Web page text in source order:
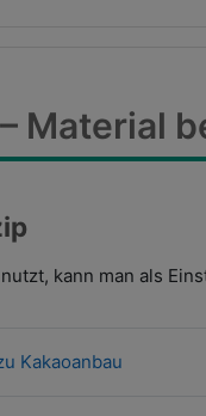
– Material
kann man als
Kakaoanbau